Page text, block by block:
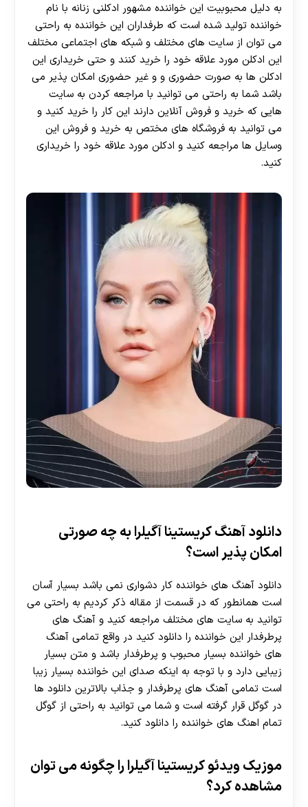
به دلیل محبوبیت این خواننده مشهور ادکلنی زنانه با نام
خواننده تولید شده است که طرفداران این خواننده به راحتی
می توان از سایت های مختلف و شبکه های اجتماعی مختلف
این ادکلن مورد علاقه خود را خرید کنند و حتی خریداری این
ادکلن ها به صورت حضوری و و غیر حضوری امکان پذیر می
باشد شما به راحتی می توانید با مراجعه کردن به سایت
هایی که خرید و فروش آنلاین دارند این کار را خرید کنید و
می توانید به فروشگاه های مختص به خرید و فروش این
وسایل ها مراجعه کنید و ادکلن مورد علاقه خود را خریداری
کنید.
دانلود آهنگ کریستینا آگیلرا به چه صورتی
امکان پذیر است؟
دانلود آهنگ های خواننده کار دشواری نمی باشد بسیار آسان
است همانطور که در قسمت از مقاله ذکر کردیم به راحتی می
توانید به سایت های مختلف مراجعه کنید و آهنگ های
پرطرفدار این خواننده را دانلود کنید در واقع تمامی آهنگ
های خواننده بسیار محبوب و پرطرفدار باشد و متن بسیار
زیبایی دارد و با توجه به اینکه صدای این خواننده بسیار زیبا
است تمامی آهنگ های پرطرفدار و جذاب بالاترین دانلود ها
در گوگل قرار گرفته است و شما می توانید به راحتی از گوگل
تمام اهنگ های خواننده را دانلود کنید.
موزیک ویدئو کریستینا آگیلرا را چگونه می توان
مشاهده کرد؟